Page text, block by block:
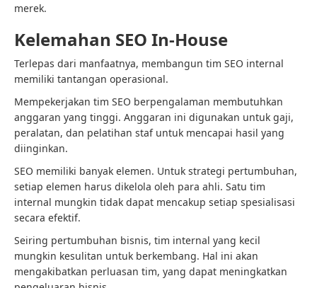
merek.
Kelemahan SEO In-House
Terlepas dari manfaatnya, membangun tim SEO internal
memiliki tantangan operasional.
Mempekerjakan tim SEO berpengalaman membutuhkan
anggaran yang tinggi. Anggaran ini digunakan untuk gaji,
peralatan, dan pelatihan staf untuk mencapai hasil yang
diinginkan.
SEO memiliki banyak elemen. Untuk strategi pertumbuhan,
setiap elemen harus dikelola oleh para ahli. Satu tim
internal mungkin tidak dapat mencakup setiap spesialisasi
secara efektif.
Seiring pertumbuhan bisnis, tim internal yang kecil
mungkin kesulitan untuk berkembang. Hal ini akan
mengakibatkan perluasan tim, yang dapat meningkatkan